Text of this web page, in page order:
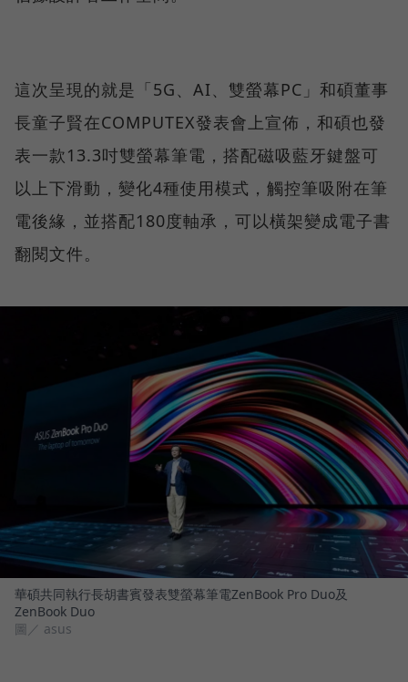
這次呈現的就是「5G、AI、雙螢幕PC」和碩董事
長童子賢在COMPUTEX發表會上宣佈，和碩也發
表一款13.3吋雙螢幕筆電，搭配磁吸藍牙鍵盤可
以上下滑動，變化4種使用模式，觸控筆吸附在筆
電後緣，並搭配180度軸承，可以橫架變成電子書
翻閱文件。
華碩共同執行長胡書賓發表雙螢幕筆電ZenBook Pro Duo及
ZenBook Duo
圖／ asus